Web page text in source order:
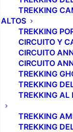
TREKKING
ALTOS
TREKKING
CIRCUITO Y
CIRCUITO
CIRCUITO
TREKKING
TREKKING
TREKKING AL
TREKKING
TREKKING